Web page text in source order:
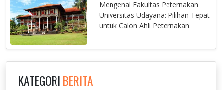
Mengenal Fakultas Peternakan
Universitas Udayana: Pilihan Tepat
untuk Calon Ahli Peternakan
KATEGORI BERITA